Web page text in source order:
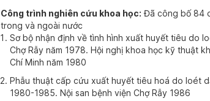
Công trình nghiên cứu khoa học: Đã công bố 84
trong và ngoài nước
Sơ bộ nhận định về tình hình xuất huyết tiêu do
Chợ Rẫy năm 1978. Hội nghị khoa học kỹ thuật
Chí Minh năm 1980
Phẫu thuật cấp cứu xuất huyết tiêu hoá do loét
1980-1985. Nội san bệnh viện Chợ Rẫy 1986